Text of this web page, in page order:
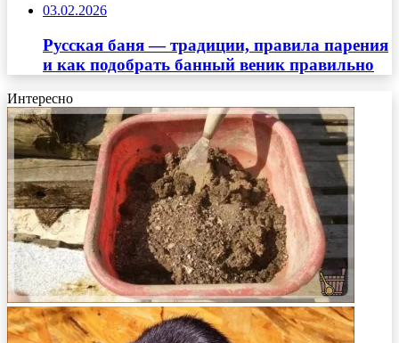
03.02.2026
Русская баня — традиции, правила парения
и как подобрать банный веник правильно
Интересно